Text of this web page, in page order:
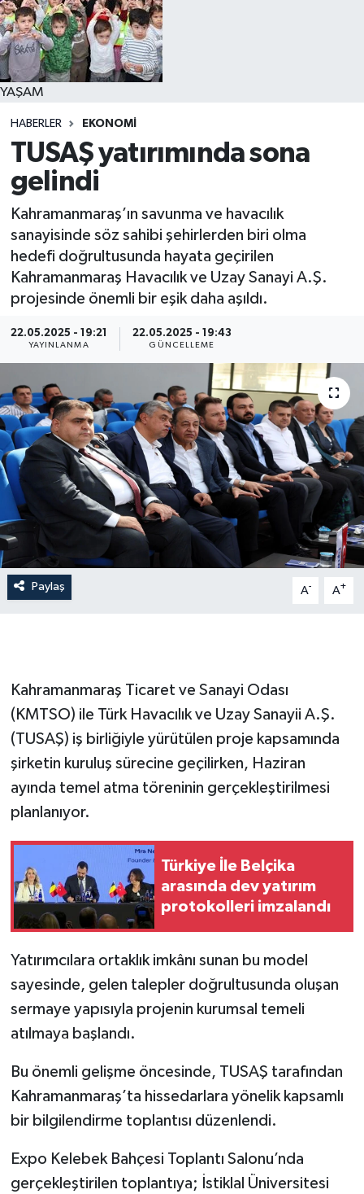
YAŞAM
HABERLER EKONOMİ
TUSAŞ yatırımında sona
gelindi
Kahramanmaraş’ın savunma ve havacılık
sanayisinde söz sahibi şehirlerden biri olma
hedefi doğrultusunda hayata geçirilen
Kahramanmaraş Havacılık ve Uzay Sanayi A.Ş.
projesinde önemli bir eşik daha aşıldı.
22.05.2025 - 19:21
YAYINLANMA
22.05.2025 - 19:43
GÜNCELLEME
Paylaş A- A+
Kahramanmaraş Ticaret ve Sanayi Odası
(KMTSO) ile Türk Havacılık ve Uzay Sanayii A.Ş.
(TUSAŞ) iş birliğiyle yürütülen proje kapsamında
şirketin kuruluş sürecine geçilirken, Haziran
ayında temel atma töreninin gerçekleştirilmesi
planlanıyor.
Türkiye İle Belçika
arasında dev yatırım
protokolleri imzalandı
Yatırımcılara ortaklık imkânı sunan bu model
sayesinde, gelen talepler doğrultusunda oluşan
sermaye yapısıyla projenin kurumsal temeli
atılmaya başlandı.
Bu önemli gelişme öncesinde, TUSAŞ tarafından
Kahramanmaraş’ta hissedarlara yönelik kapsamlı
bir bilgilendirme toplantısı düzenlendi.
Expo Kelebek Bahçesi Toplantı Salonu’nda
gerçekleştirilen toplantıya; İstiklal Üniversitesi
YAŞAM